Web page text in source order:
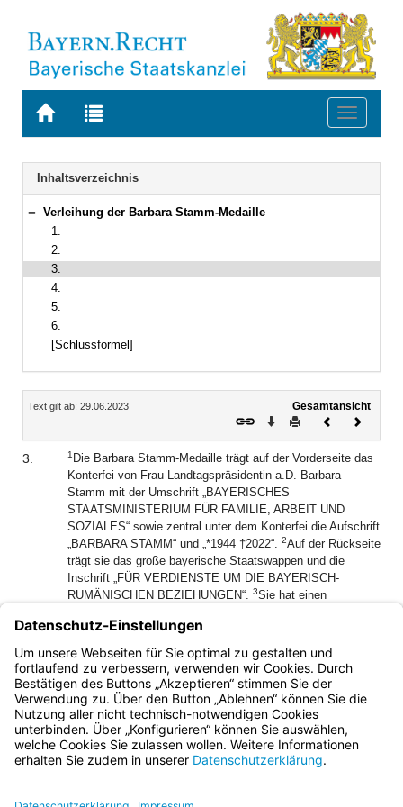
Zur
BAYERN.RECHT
Zur
letzten
Suche
Toggle
Navigation
Inhaltsverzeichnis
Bereich reduzieren
Verleihung der Barbara Stamm-Medaille
1.
2.
3.
4.
5.
6.
[Schlussformel]
Inhalt
Text gilt ab: 29.06.2023
Gesamtansicht
Download
DruckenVorheriges
3. 1 Die Barbara Stamm-Medaille trägt auf der Vorderseite das
Konterfei von Frau Landtagspräsidentin a.D. Barbara
Stamm mit der Umschrift „BAYERISCHES
STAATSMINISTERIUM FÜR FAMILIE, ARBEIT UND
SOZIALES“ sowie zentral unter dem Konterfei die Aufschrift
„BARBARA STAMM“ und „*1944 †2022“. 2Auf der Rückseite
trägt sie das große bayerische Staatswappen und die
Inschrift „FÜR VERDIENSTE UM DIE BAYERISCH-
RUMÄNISCHEN BEZIEHUNGEN“. 3Sie hat einen
Medaille ist nicht zum Tragen in der Öffentlichkeit
bestimmt.
Sie ist kein Orden oder Ehrenzeichen im Sinne
des Art. 118 Abs. 5 der Verfassung.
Bayern.de
BayernPortal